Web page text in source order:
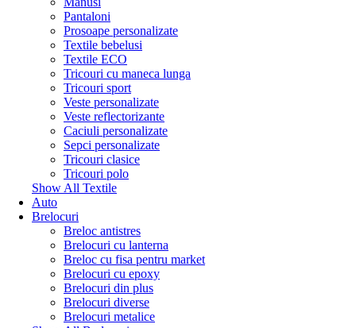
Pantaloni
Prosoape personalizate
Textile bebelusi
Textile ECO
Tricouri cu maneca lunga
Tricouri sport
Veste personalizate
Veste reflectorizante
Caciuli personalizate
Sepci personalizate
Tricouri clasice
Tricouri polo
Show All Textile
Auto
Brelocuri
Breloc antistres
Brelocuri cu lanterna
Breloc cu fisa pentru market
Brelocuri cu epoxy
Brelocuri din plus
Brelocuri diverse
Brelocuri metalice